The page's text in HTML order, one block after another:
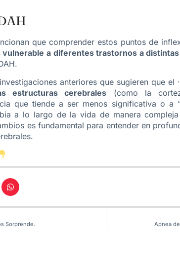
que comprender estos puntos de
a diferentes trastornos a
anteriores que sugieren que el
estructuras cerebrales (como la
que tiende a ser menos significativa o a
a lo largo de la vida de manera
es fundamental para entender en
Sorprende. Apnea